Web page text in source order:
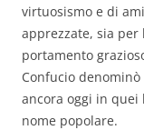
virtuosismo e di
apprezzate, sia
portamento
Confucio
ancora oggi in quei
nome popolare.